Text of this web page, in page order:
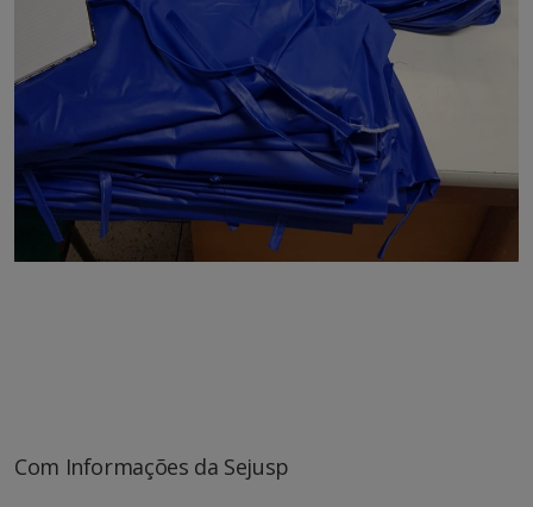
Com Informações da Sejusp